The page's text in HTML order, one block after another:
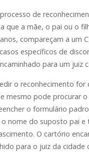
de
que a mãe, o pai ou o
compareçam a um
específicos de
para um juiz
o reconhecimento for
mesmo pode procurar
o formulário
o nome do suposto pai e
O cartório
para o juiz da cidade